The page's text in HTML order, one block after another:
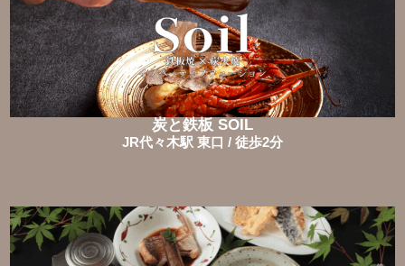
炭と鉄板 SOIL
JR代々木駅 東口 / 徒歩2分